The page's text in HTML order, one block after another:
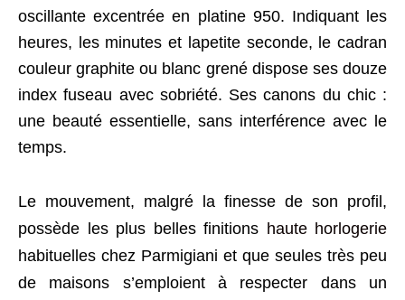
oscillante excentrée en platine 950. Indiquant les
heures, les minutes et lapetite seconde, le cadran
couleur graphite ou blanc grené dispose ses douze
index fuseau avec sobriété. Ses canons du chic :
une beauté essentielle, sans interférence avec le
temps.
Le mouvement, malgré la finesse de son profil,
possède les plus belles finitions haute horlogerie
habituelles chez Parmigiani et que seules très peu
de maisons s’emploient à respecter dans un